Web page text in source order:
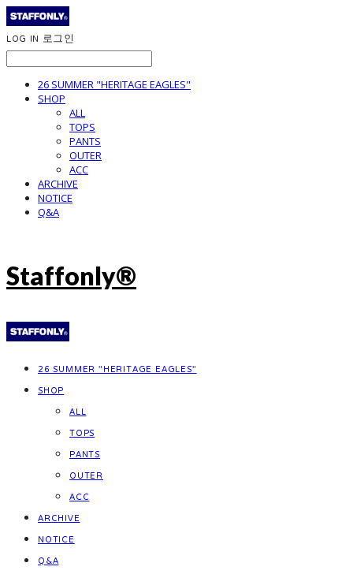
LOG IN 로그인
26 SUMMER "HERITAGE EAGLES"
SHOP
ALL
TOPS
PANTS
OUTER
ACC
ARCHIVE
NOTICE
Q&A
Staffonly®
26 SUMMER "HERITAGE EAGLES"
SHOP
ALL
TOPS
PANTS
OUTER
ACC
ARCHIVE
NOTICE
Q&A